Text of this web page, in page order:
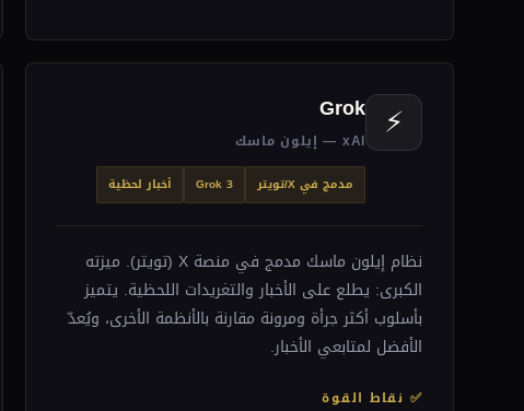
⚡
Grok
xAI — إيلون ماسك
مدمج في X/تويتر Grok 3 أخبار لحظية
نظام إيلون ماسك مدمج في منصة X (تويتر). ميزته
الكبرى: يطلع على الأخبار والتغريدات اللحظية. يتميز
بأسلوب أكثر جرأة ومرونة مقارنة بالأنظمة الأخرى، ويُعدّ
الأفضل لمتابعي الأخبار.
✅ نقاط القوة